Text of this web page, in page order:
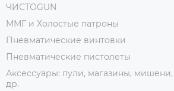
ЧИСТОGUN
ММГ и Холостые патроны
Пневматические винтовки
Пневматические пистолеты
Аксессуары: пули, магазины, мишени,
др.